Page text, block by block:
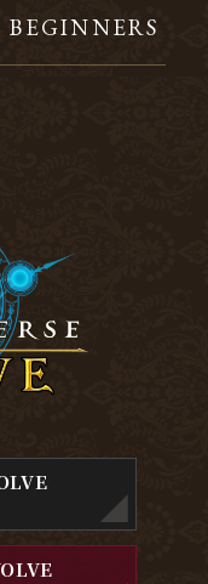
BEGINNERS